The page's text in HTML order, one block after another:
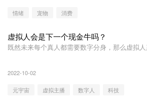
情绪 宠物 消费
虚拟人会是下一个现金牛吗？
既然未来每个真人都需要数字分身，那么虚拟
2022-10-02
元宇宙 虚拟主播 数字人 科技